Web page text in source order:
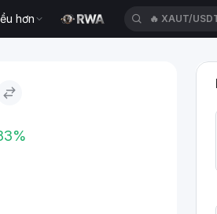
hơn 🔥 HEIUSDT